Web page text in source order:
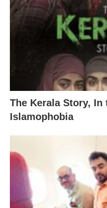
The Kerala Story, In
Islamophobia